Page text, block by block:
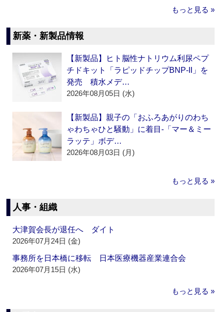
もっと見る »
新薬・新製品情報
【新製品】ヒト脳性ナトリウム利尿ペプ
チドキット「ラピッドチップBNP-II」を
発売 積水メデ…
2026年08月05日 (水)
【新製品】親子の「おふろあがりのわち
ゃわちゃひと騒動」に着目‐「マー＆ミー
ラッテ」ボデ…
2026年08月03日 (月)
もっと見る »
人事・組織
大津賀会長が退任へ ダイト
2026年07月24日 (金)
事務所を日本橋に移転 日本医療機器産業連合会
2026年07月15日 (水)
もっと見る »